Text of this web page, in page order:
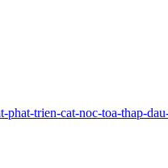
trien-cat-noc-toa-thap-